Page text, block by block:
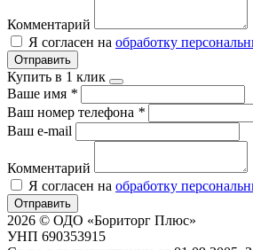
Комментарий
Я согласен на обработку
Отправить
Купить в 1 клик
Ваше имя *
Ваш номер телефона *
Ваш e-mail
Комментарий
Я согласен на обработку
Отправить
2026 © ОДО «Бориторг Плюс»
УНП 690353915